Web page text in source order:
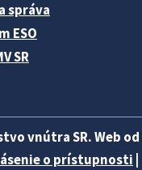
správa
ESO
SR
vnútra SR. Web od
o prístupnosti